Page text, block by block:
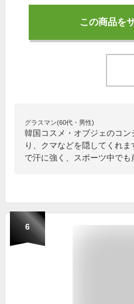
この商品を
グラスマン(60代・男性)
韓国コスメ・オブジェのコ
り、クマなどを隠してくれ
で汗に強く、スポーツ中でも
6